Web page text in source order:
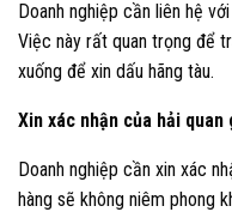
Doanh nghiệp cần liên hệ
Việc này rất quan trọng để
xuống để xin dấu hãng tàu.
Xin xác nhận của hải
Doanh nghiệp cần xin xác
hàng sẽ không niêm phong